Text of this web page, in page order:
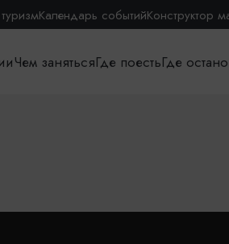
Календарь событийКонструктор
Чем занятьсяГде поестьГде